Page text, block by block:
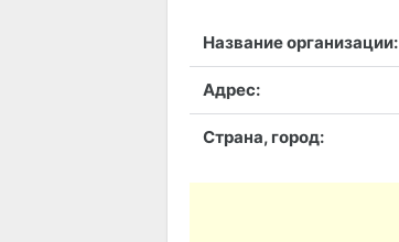
Название организации:
Адрес:
Страна, город: